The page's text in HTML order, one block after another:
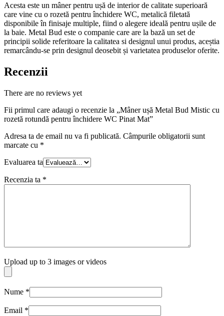
Acesta este un mâner pentru ușă de interior de calitate superioară
care vine cu o rozetă pentru închidere WC, metalică filetată
disponibile în finisaje multiple, fiind o alegere ideală pentru ușile de
la baie. Metal Bud este o companie care are la bază un set de
principii solide referitoare la calitatea si designul unui produs, aceștia
remarcându-se prin designul deosebit și varietatea produselor oferite.
Recenzii
There are no reviews yet
Fii primul care adaugi o recenzie la „Mâner ușă Metal Bud Mistic cu
rozetă rotundă pentru închidere WC Pinat Mat”
Adresa ta de email nu va fi publicată. Câmpurile obligatorii sunt
marcate cu *
Evaluarea ta
Recenzia ta *
Upload up to 3 images or videos
Nume *
Email *